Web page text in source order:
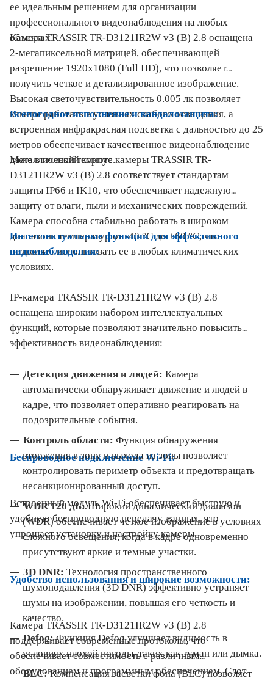
ее идеальным решением для организации
профессионального видеонаблюдения на любых
объектах.
Камера TRASSIR TR-D3121IR2W v3 (B) 2.8 оснащена
2-мегапиксельной матрицей, обеспечивающей
разрешение 1920x1080 (Full HD), что позволяет
получить четкое и детализированное изображение.
Высокая светочувствительность 0.005 лк позволяет
камере работать в условиях слабого освещения, а
встроенная инфракрасная подсветка с дальностью до 25
метров обеспечивает качественное видеонаблюдение
даже в полной темноте.
Всепогодное исполнение и вандалозащита:
Металлический корпус камеры TRASSIR TR-
D3121IR2W v3 (B) 2.8 соответствует стандартам
защиты IP66 и IK10, что обеспечивает надежную
защиту от влаги, пыли и механических повреждений.
Камера способна стабильно работать в широком
диапазоне температур от -40 °C до +60 °C, что
позволяет использовать ее в любых климатических
условиях.
Интеллектуальные функции для эффективного
видеонаблюдения:
IP-камера TRASSIR TR-D3121IR2W v3 (B) 2.8
оснащена широким набором интеллектуальных
функций, которые позволяют значительно повысить
эффективность видеонаблюдения:
Детекция движения и людей: Камера
автоматически обнаруживает движение и людей в
кадре, что позволяет оперативно реагировать на
подозрительные события.
Контроль области: Функция обнаружения
вторжения в зону и выхода из зоны позволяет
контролировать периметр объекта и предотвращать
несанкционированный доступ.
WDR 120 дБ:Широкий динамический диапазон
(WDR) обеспечивает четкое изображение в условиях
сложного освещения, когда в кадре одновременно
присутствуют яркие и темные участки.
3D DNR: Технология пространственного
шумоподавления (3D DNR) эффективно устраняет
шумы на изображении, повышая его четкость и
качество.
Defog:Функция Defog улучшает видимость в
условиях плохой погоды, таких как туман или дымка.
BLC:Компенсация засветки фона (BLC) позволяет
Беспроводное подключение Wi-Fi:
Встроенный модуль Wi-Fi обеспечивает быструю и
удобную беспроводную передачу данных, что
упрощает установку и настройку камеры.
Удобство использования и широкие возможности:
Камера TRASSIR TR-D3121IR2W v3 (B) 2.8
поддерживает современные протоколы, что
обеспечивает совместимость с различным
оборудованием и программным обеспечением. Слот